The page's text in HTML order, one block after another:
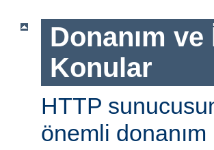
Donanım
Konular
HTTP
önemli